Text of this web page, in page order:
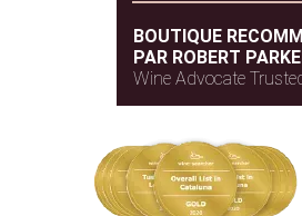
BOUTIQUE
PAR ROBERT
Wine Advocate